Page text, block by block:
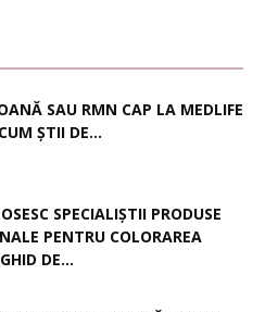
SAU RMN CAP LA MEDLIFE
ȘTII DE...
SPECIALIȘTII PRODUSE
PENTRU COLORAREA
DE...